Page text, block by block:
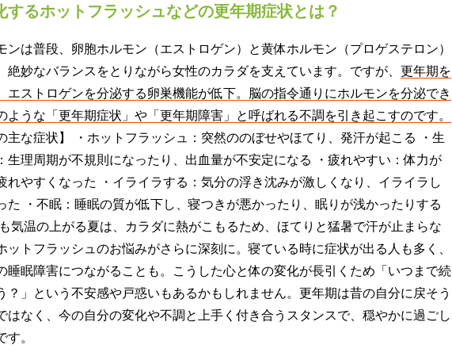
するホットフラッシュなどの更年期症状とは？
ンは普段、卵胞ホルモン（エストロゲン）と黄体ホルモン（プロゲステロン）
絶妙なバランスをとりながら女性のカラダを支えています。ですが、 更年期を
エストロゲンを分泌する卵巣機能が低下。脳の指令通りにホルモンを分泌でき
ような「更年期症状」や「更年期障害」と呼ばれる不調を引き起こすのです。
主な症状】 ・ホットフラッシュ：突然ののぼせやほてり、発汗が起こる ・生
生理周期が不規則になったり、出血量が不安定になる ・疲れやすい：体力が
れやすくなった ・イライラする：気分の浮き沈みが激しくなり、イライラし
た ・不眠：睡眠の質が低下し、寝つきが悪かったり、眠りが浅かったりする
気温の上がる夏は、カラダに熱がこもるため、ほてりと猛暑で汗が止まらな
ットフラッシュのお悩みがさらに深刻に。寝ている時に症状が出る人も多く、
睡眠障害につながることも。こうした心と体の変化が長引くため「いつまで続
？」という不安感や戸惑いもあるかもしれません。更年期は昔の自分に戻そう
はなく、今の自分の変化や不調と上手く付き合うスタンスで、穏やかに過ごし
す。